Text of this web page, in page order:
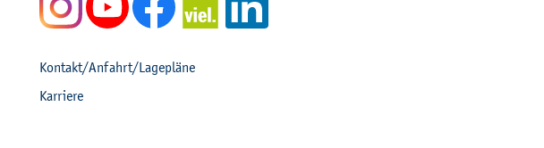
Kon­takt/An­fahrt/La­ge­plä­ne
Kar­rie­re